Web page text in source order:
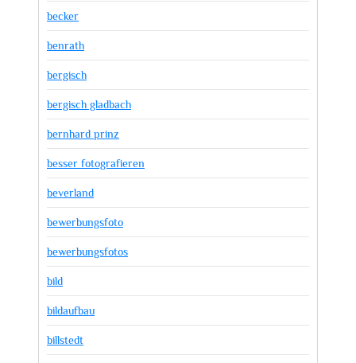
becker
benrath
bergisch
bergisch gladbach
bernhard prinz
besser fotografieren
beverland
bewerbungsfoto
bewerbungsfotos
bild
bildaufbau
billstedt